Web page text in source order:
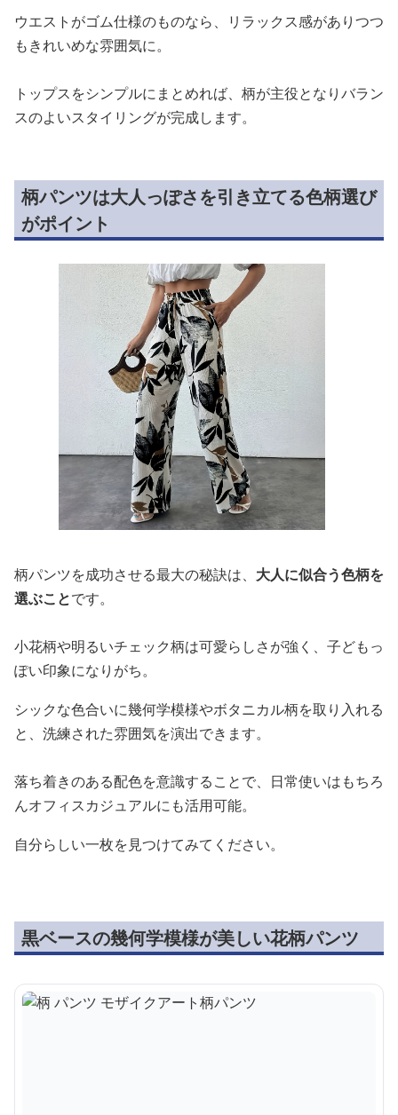
ウエストがゴム仕様のものなら、リラックス感がありつつ
もきれいめな雰囲気に。
トップスをシンプルにまとめれば、柄が主役となりバラン
スのよいスタイリングが完成します。
柄パンツは大人っぽさを引き立てる色柄選び
がポイント
柄パンツを成功させる最大の秘訣は、 大人に似合う色柄を
選ぶことです。
小花柄や明るいチェック柄は可愛らしさが強く、子どもっ
ぽい印象になりがち。
シックな色合いに幾何学模様やボタニカル柄を取り入れる
と、洗練された雰囲気を演出できます。
落ち着きのある配色を意識することで、日常使いはもちろ
んオフィスカジュアルにも活用可能。
自分らしい一枚を見つけてみてください。
黒ベースの幾何学模様が美しい花柄パンツ